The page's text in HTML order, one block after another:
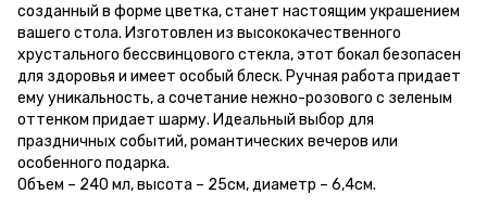
созданный в форме цветка, станет настоящим украшением
вашего стола. Изготовлен из высококачественного
хрустального бессвинцового стекла, этот бокал безопасен
для здоровья и имеет особый блеск. Ручная работа придает
ему уникальность, а сочетание нежно-розового с зеленым
оттенком придает шарму. Идеальный выбор для
праздничных событий, романтических вечеров или
особенного подарка.
Объем – 240 мл, высота – 25см, диаметр – 6,4см.